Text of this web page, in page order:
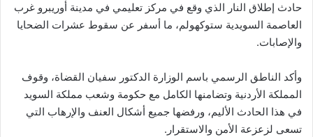
حادث إطلاق النار الذي وقع في مركز تعليمي في مدينة أوريبرو غرب
العاصمة السويدية ستوكهولم، ما أسفر عن سقوط عشرات الضحايا
والإصابات.
‏وأكد الناطق الرسمي باسم الوزارة الدكتور سفيان القضاة، وقوف
المملكة الأردنية وتضامنها الكامل مع حكومة وشعب مملكة السويد
في هذا الحادث الأليم، ورفضها جميع أشكال العنف والإرهاب التي
تسعى لزعزعة الأمن والاستقرار.